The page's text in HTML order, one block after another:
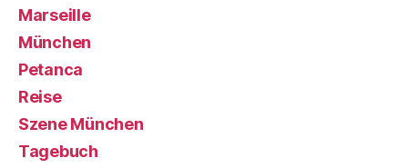
Marseille
München
Petanca
Reise
Szene München
Tagebuch